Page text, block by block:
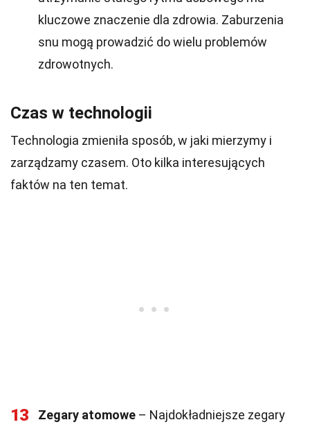
kluczowe znaczenie dla zdrowia. Zaburzenia
snu mogą prowadzić do wielu problemów
zdrowotnych.
Czas w technologii
Technologia zmieniła sposób, w jaki mierzymy i
zarządzamy czasem. Oto kilka interesujących
faktów na ten temat.
13 Zegary atomowe – Najdokładniejsze zegary